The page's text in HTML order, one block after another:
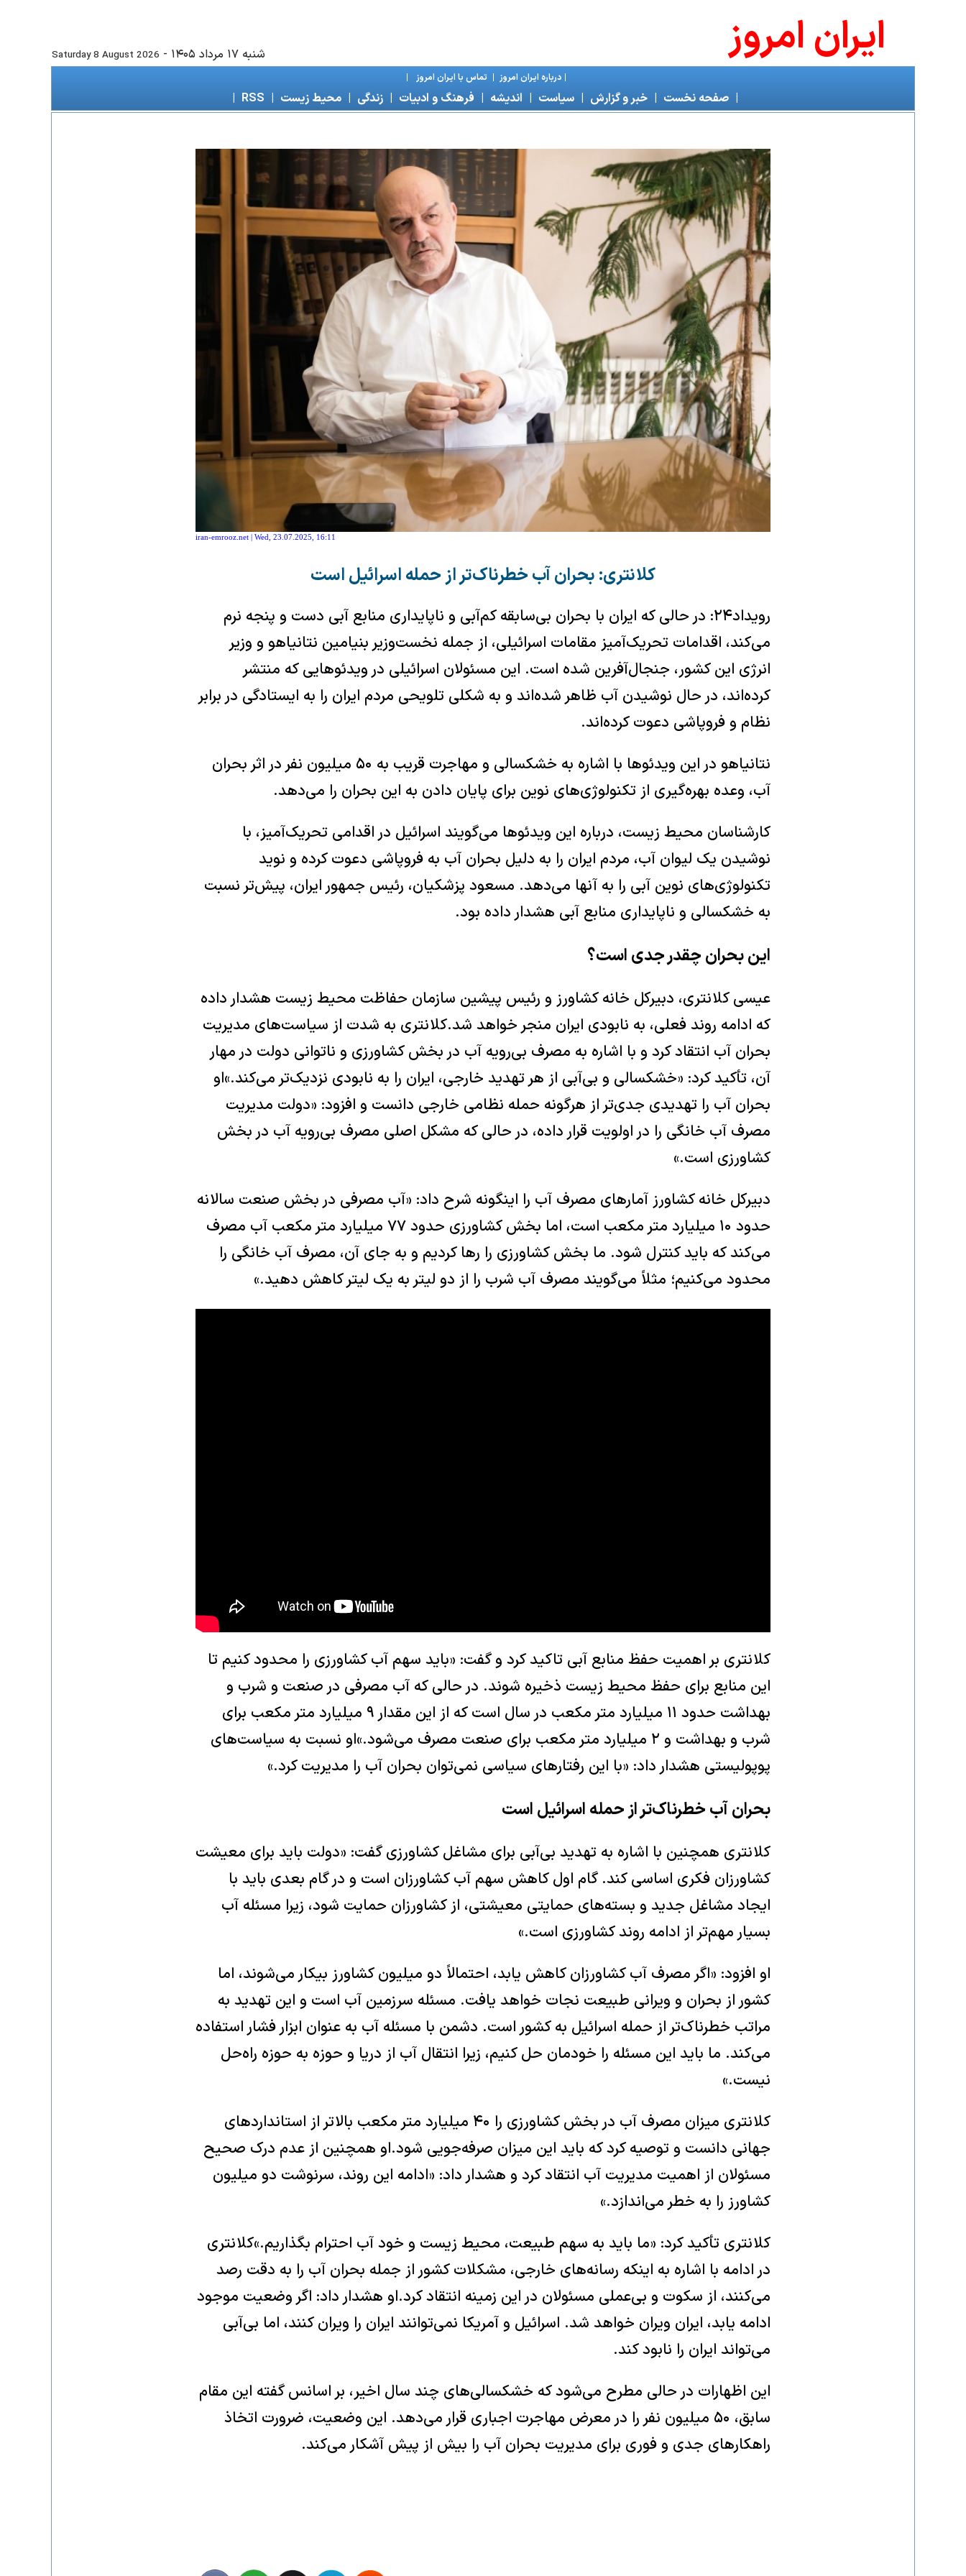
شنبه ۱۷ مرداد ۱۴۰۵ -
Saturday 8 August 2026 ايران امروز
|درباره ايران امروز | تماس با ايران امروز |
|صفحه نخست |خبر و گزارش |سياست | انديشه | فرهنگ و ادبيات |زندگی |محیط زیست |
RSS
|
iran-emrooz.net | Wed, 23.07.2025, 16:11
کلانتری: بحران آب خطرناک‌تر از حمله اسرائیل است
رویداد۲۴: در حالی که ایران با بحران بی‌سابقه کم‌آبی و ناپایداری منابع آبی دست و پنجه نرم
می‌کند، اقدامات تحریک‌آمیز مقامات اسرائیلی، از جمله نخست‌وزیر بنیامین نتانیاهو و وزیر
انرژی این کشور، جنجال‌آفرین شده است. این مسئولان اسرائیلی در ویدئو‌هایی که منتشر
کرده‌اند، در حال نوشیدن آب ظاهر شده‌اند و به شکلی تلویحی مردم ایران را به ایستادگی در برابر
نظام و فروپاشی دعوت کرده‌اند.
نتانیاهو در این ویدئو‌ها با اشاره به خشکسالی و مهاجرت قریب به ۵۰ میلیون نفر در اثر بحران
آب، وعده بهره‌گیری از تکنولوژی‌های نوین برای پایان دادن به این بحران را می‌دهد.
کارشناسان محیط زیست، درباره این ویدئو‌ها می‌گویند اسرائیل در اقدامی تحریک‌آمیز، با
نوشیدن یک لیوان آب، مردم ایران را به دلیل بحران آب به فروپاشی دعوت کرده و نوید
تکنولوژی‌های نوین آبی را به آنها می‌دهد. مسعود پزشکیان، رئیس جمهور ایران، پیش‌تر نسبت
به خشکسالی و ناپایداری منابع آبی هشدار داده بود.
این بحران چقدر جدی است؟
عیسی کلانتری، دبیرکل خانه کشاورز و رئیس پیشین سازمان حفاظت محیط زیست هشدار داده
که ادامه روند فعلی، به نابودی ایران منجر خواهد شد.کلانتری به شدت از سیاست‌های مدیریت
بحران آب انتقاد کرد و با اشاره به مصرف بی‌رویه آب در بخش کشاورزی و ناتوانی دولت در مهار
آن، تأکید کرد: «خشکسالی و بی‌آبی از هر تهدید خارجی، ایران را به نابودی نزدیک‌تر می‌کند.»او
بحران آب را تهدیدی جدی‌تر از هرگونه حمله نظامی خارجی دانست و افزود: «دولت مدیریت
مصرف آب خانگی را در اولویت قرار داده، در حالی که مشکل اصلی مصرف بی‌رویه آب در بخش
کشاورزی است.»
دبیرکل خانه کشاورز آمار‌های مصرف آب را اینگونه شرح داد: «آب مصرفی در بخش صنعت سالانه
حدود ۱۰ میلیارد متر مکعب است، اما بخش کشاورزی حدود ۷۷ میلیارد متر مکعب آب مصرف
می‌کند که باید کنترل شود. ما بخش کشاورزی را رها کردیم و به جای آن، مصرف آب خانگی را
محدود می‌کنیم؛ مثلاً می‌گویند مصرف آب شرب را از دو لیتر به یک لیتر کاهش دهید.»
کلانتری بر اهمیت حفظ منابع آبی تاکید کرد و گفت: «باید سهم آب کشاورزی را محدود کنیم تا
این منابع برای حفظ محیط زیست ذخیره شوند. در حالی که آب مصرفی در صنعت و شرب و
بهداشت حدود ۱۱ میلیارد متر مکعب در سال است که از این مقدار ۹ میلیارد متر مکعب برای
شرب و بهداشت و ۲ میلیارد متر مکعب برای صنعت مصرف می‌شود.»او نسبت به سیاست‌های
پوپولیستی هشدار داد: «با این رفتار‌های سیاسی نمی‌توان بحران آب را مدیریت کرد.»
بحران آب خطرناک‌تر از حمله اسرائیل است
کلانتری همچنین با اشاره به تهدید بی‌آبی برای مشاغل کشاورزی گفت: «دولت باید برای معیشت
کشاورزان فکری اساسی کند. گام اول کاهش سهم آب کشاورزان است و در گام بعدی باید با
ایجاد مشاغل جدید و بسته‌های حمایتی معیشتی، از کشاورزان حمایت شود، زیرا مسئله آب
بسیار مهم‌تر از ادامه روند کشاورزی است.»
او افزود: «اگر مصرف آب کشاورزان کاهش یابد، احتمالاً دو میلیون کشاورز بیکار می‌شوند، اما
کشور از بحران و ویرانی طبیعت نجات خواهد یافت. مسئله سرزمین آب است و این تهدید به
مراتب خطرناک‌تر از حمله اسرائیل به کشور است. دشمن با مسئله آب به عنوان ابزار فشار استفاده
می‌کند. ما باید این مسئله را خودمان حل کنیم، زیرا انتقال آب از دریا و حوزه به حوزه راه‌حل
نیست.»
کلانتری میزان مصرف آب در بخش کشاورزی را ۴۰ میلیارد متر مکعب بالاتر از استاندارد‌های
جهانی دانست و توصیه کرد که باید این میزان صرفه‌جویی شود.او همچنین از عدم درک صحیح
مسئولان از اهمیت مدیریت آب انتقاد کرد و هشدار داد: «ادامه این روند، سرنوشت دو میلیون
کشاورز را به خطر می‌اندازد.»
کلانتری تأکید کرد: «ما باید به سهم طبیعت، محیط زیست و خود آب احترام بگذاریم.»کلانتری
در ادامه با اشاره به اینکه رسانه‌های خارجی، مشکلات کشور از جمله بحران آب را به دقت رصد
می‌کنند، از سکوت و بی‌عملی مسئولان در این زمینه انتقاد کرد.او هشدار داد: اگر وضعیت موجود
ادامه یابد، ایران ویران خواهد شد. اسرائیل و آمریکا نمی‌توانند ایران را ویران کنند، اما بی‌آبی
می‌تواند ایران را نابود کند.
این اظهارات در حالی مطرح می‌شود که خشکسالی‌های چند سال اخیر، بر اسانس گفته این مقام
سابق، ۵۰ میلیون نفر را در معرض مهاجرت اجباری قرار می‌دهد. این وضعیت، ضرورت اتخاذ
راهکار‌های جدی و فوری برای مدیریت بحران آب را بیش از پیش آشکار می‌کند.